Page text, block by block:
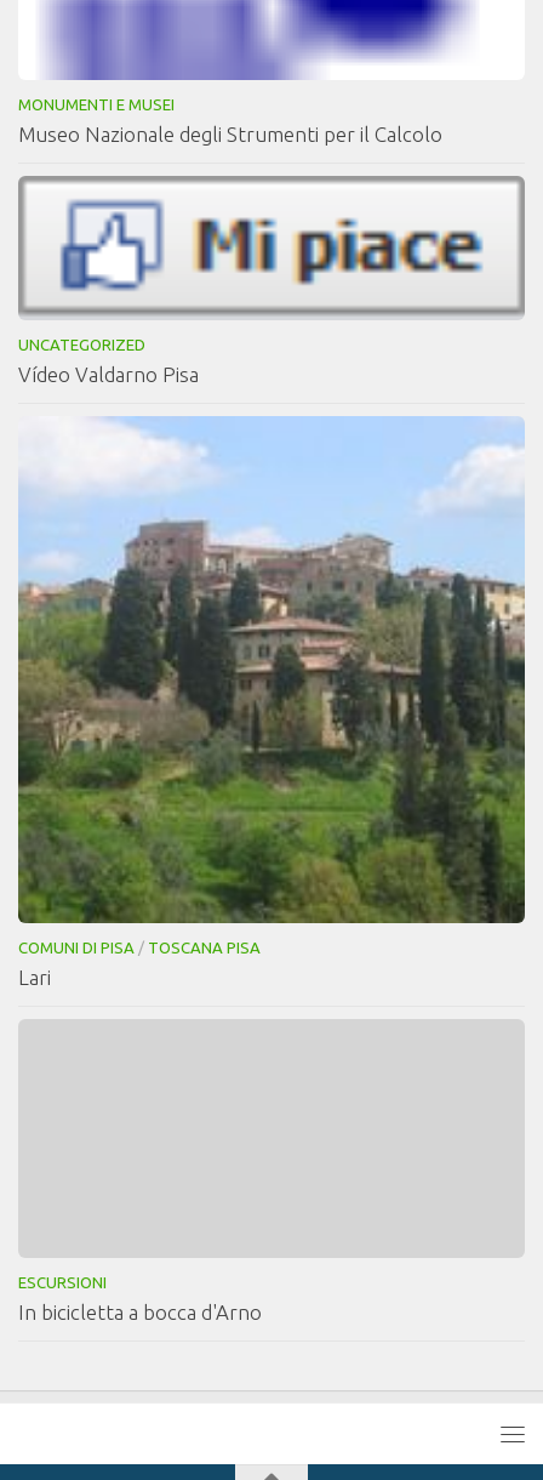
MONUMENTI E MUSEI
Museo Nazionale degli Strumenti per il Calcolo
UNCATEGORIZED
Vídeo Valdarno Pisa
COMUNI DI PISA / TOSCANA PISA
Lari
ESCURSIONI
In bicicletta a bocca d'Arno